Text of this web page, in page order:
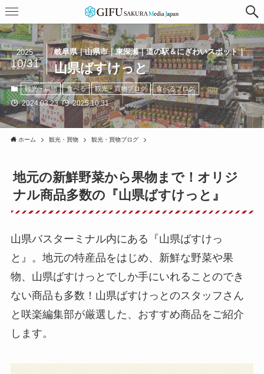
岐阜県｜山県市｜東深瀬｜道の駅＆にぎわいスポット｜
山県ばすけっと
2025
10/31
観光・買物 食べる 観光・買物ブログ 食べるブログ
2024.03.23 2025.10.31
ホーム 観光・買物 観光・買物ブログ
地元の新鮮野菜から果物まで！オリジ
ナル商品多数の『山県ばすけっと』
山県バスターミナル内にある『山県ばすけっ
と』。地元の特産品をはじめ、新鮮な野菜や果
物、山県ばすけっとでしか手にいれることのでき
ない商品も多数！山県ばすけっとのスタッフさん
と咲楽編集部が厳選した、おすすめ商品をご紹介
します。